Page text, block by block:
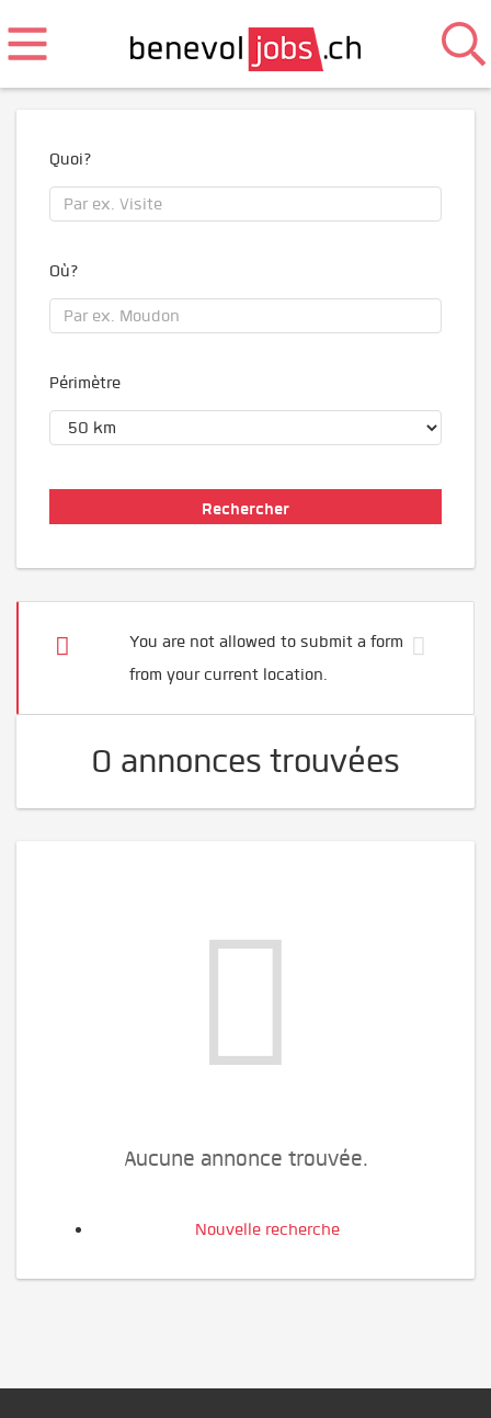
Quoi?
Où?
Périmètre
You are not allowed to submit a form
from your current location.
0 annonces trouvées
Aucune annonce trouvée.
Nouvelle recherche